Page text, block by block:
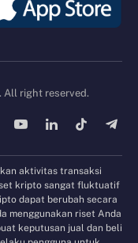
All right reserved.
YouTubeLinkedInTikTok
aktivitas transaksi
kripto sangat fluktuatif
dapat berubah secara
menggunakan riset Anda
keputusan jual dan beli